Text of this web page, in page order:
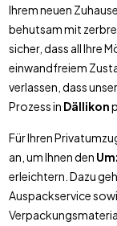
Ihrem neuen
behutsam mit
sicher, dass all Ihre
einwandfreiem
verlassen, dass
Prozess in Dällikon
Für Ihren
an, um Ihnen den
erleichtern. Dazu
Auspackservice